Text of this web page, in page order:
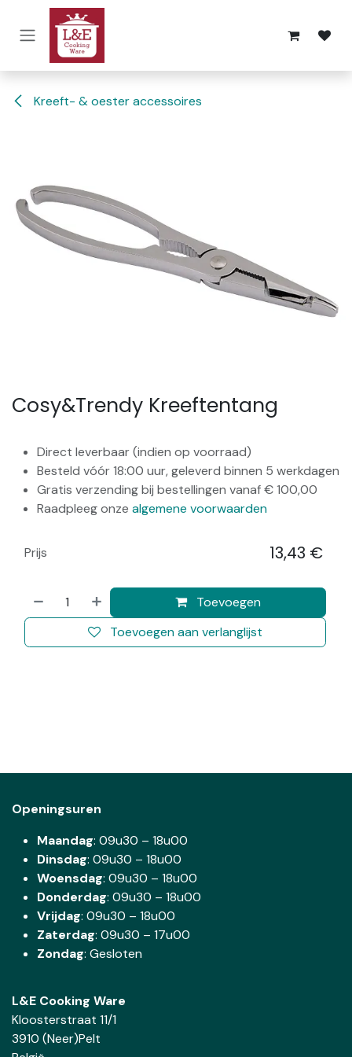
Overslaan naar inhoud
Kreeft- & oester accessoires
Cosy&Trendy Kreeftentang
Direct leverbaar (indien op voorraad)
Besteld vóór 18:00 uur, geleverd binnen 5 werkdagen
Gratis verzending bij bestellingen vanaf € 100,00
Raadpleeg onze algemene voorwaarden
Toevoegen
Toevoegen aan verlanglijst
Prijs 13,43 €
Openingsuren
Maandag: 09u30 – 18u00
Dinsdag: 09u30 – 18u00
Woensdag: 09u30 – 18u00
Donderdag: 09u30 – 18u00
Vrijdag: 09u30 – 18u00
Zaterdag: 09u30 – 17u00
Zondag: Gesloten
L&E Cooking Ware
Kloosterstraat 11/1
3910 (Neer)Pelt